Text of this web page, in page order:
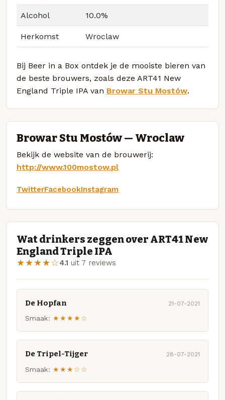
Alcohol 10.0%
Herkomst Wroclaw
Bij Beer in a Box ontdek je de mooiste bieren van
de beste brouwers, zoals deze ART41 New
England Triple IPA van Browar Stu Mostów.
Browar Stu Mostów — Wroclaw
Bekijk de website van de brouwerij:
http://www.100mostow.pl
TwitterFacebookInstagram
Wat drinkers zeggen over ART41 New
England Triple IPA
★★★★☆4.1 uit 7 reviews
De Hopfan 21-07-2021
Smaak: ★★★★☆
De Tripel-Tijger 28-07-2021
Smaak: ★★★☆☆